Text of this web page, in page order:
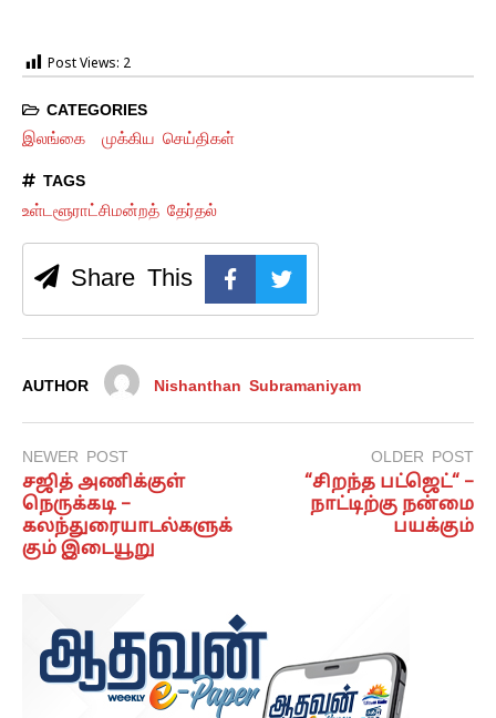
Post Views: 2
CATEGORIES
இலங்கை முக்கிய செய்திகள்
TAGS
உள்டளூராட்சிமன்றத் தேர்தல்
Share This
AUTHOR Nishanthan Subramaniyam
NEWER POST
சஜித் அணிக்குள்
நெருக்கடி –
கலந்துரையாடல்களுக்
கும் இடையூறு
OLDER POST
“சிறந்த பட்ஜெட்“ –
நாட்டிற்கு நன்மை
பயக்கும்